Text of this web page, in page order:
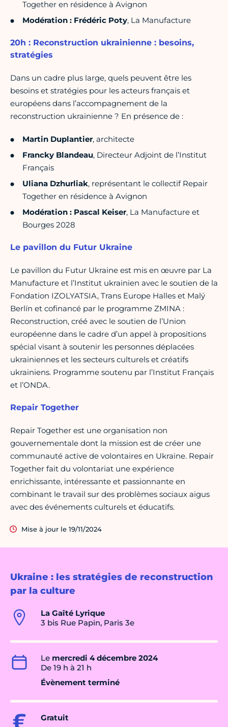
Ukraine : les stratégies de reconstruction
par la culture
La Gaîté Lyrique
3 bis Rue Papin, Paris 3e
Le mercredi 4 décembre 2024
De 19 h à 21 h
Évènement terminé
Gratuit
Together en résidence à Avignon
Modération : Frédéric Poty, La Manufacture
20h : Reconstruction ukrainienne : besoins,
stratégies
Dans un cadre plus large, quels peuvent être les
besoins et stratégies pour les acteurs français et
européens dans l’accompagnement de la
reconstruction ukrainienne ? En présence de :
Martin Duplantier, architecte
Francky Blandeau, Directeur Adjoint de l’Institut
Français
Uliana Dzhurliak, représentant le collectif Repair
Together en résidence à Avignon
Modération : Pascal Keiser, La Manufacture et
Bourges 2028
Le pavillon du Futur Ukraine
Le pavillon du Futur Ukraine est mis en œuvre par La
Manufacture et l’Institut ukrainien avec le soutien de la
Fondation IZOLYATSIA, Trans Europe Halles et Malý
Berlín et cofinancé par le programme ZMINA :
Reconstruction, créé avec le soutien de l’Union
européenne dans le cadre d’un appel à propositions
spécial visant à soutenir les personnes déplacées
ukrainiennes et les secteurs culturels et créatifs
ukrainiens. Programme soutenu par l’Institut Français
et l’ONDA.
Repair Together
Repair Together est une organisation non
gouvernementale dont la mission est de créer une
communauté active de volontaires en Ukraine. Repair
Together fait du volontariat une expérience
enrichissante, intéressante et passionnante en
combinant le travail sur des problèmes sociaux aigus
avec des événements culturels et éducatifs.
Mise à jour le 19/11/2024